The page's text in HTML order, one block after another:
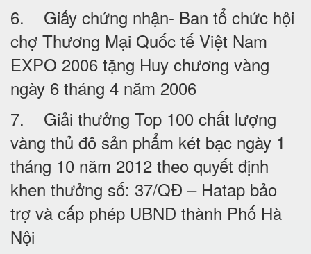
6. Giấy chứng nhận- Ban tổ chức hội
chợ Thương Mại Quốc tế Việt Nam
EXPO 2006 tặng Huy chương vàng
ngày 6 tháng 4 năm 2006
7. Giải thưởng Top 100 chất lượng
vàng thủ đô sản phẩm két bạc ngày 1
tháng 10 năm 2012 theo quyết định
khen thưởng số: 37/QĐ – Hatap bảo
trợ và cấp phép UBND thành Phố Hà
Nội